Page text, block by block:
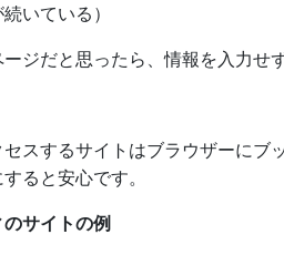
いている）
ジだと思ったら、情報を入力せ
セスするサイトはブラウザーにブ
ると安心です。
のサイトの例